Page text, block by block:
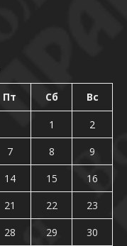
Пт Сб Вс
1
2
7 8
9
14 15
16
21 22
23
28 29
30